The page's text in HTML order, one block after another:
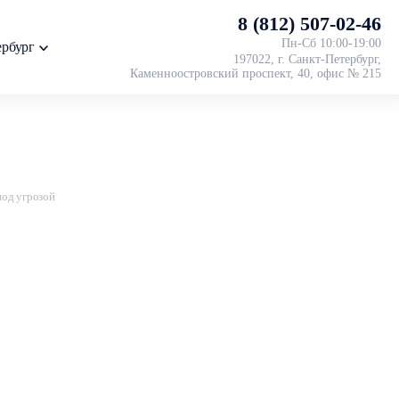
8 (812) 507-02-46
Пн-Cб 10:00-19:00
197022, г. Санкт-Петербург,
Каменноостровский проспект, 40, офис № 215
угрозой